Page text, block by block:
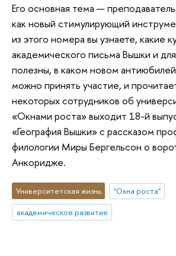
Его основная тема —
как новый стимулирующий
из этого номера вы узнаете, какие
академического письма Вышки и
полезны, в каком новом
можно принять участие, и
некоторых сотрудников об
«Окнами роста» выходит 18-й
«География Вышки» с рассказом
филологии Миры Бергельсон о
Анкоридже.
Университетская жизнь
"Окна роста"
академическое развитие